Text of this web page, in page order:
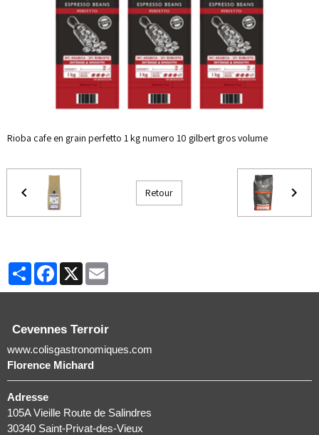
Rioba cafe en grain perfetto 1 kg numero 10 gilbert gros volume
Retour
PartagerFacebook
X
Cevennes Terroir
www.colisgastronomiques.com
Florence Michard
Adresse
105A Vieille Route de Salindres
30340 Saint-Privat-des-Vieux